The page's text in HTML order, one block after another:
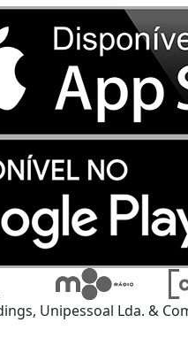
Unipessoal Lda. &